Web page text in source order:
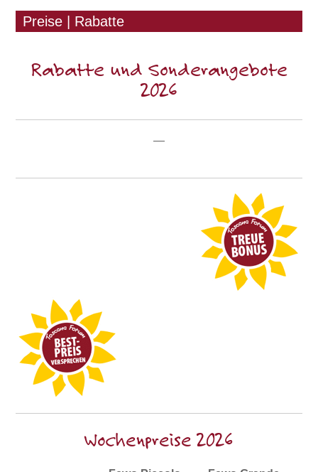
Preise | Rabatte
Rabatte und Sonderangebote
2026
—
Wochenpreise 2026